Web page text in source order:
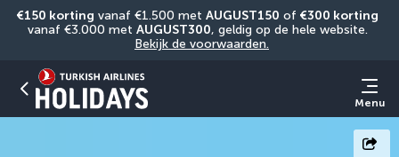
€150 korting vanaf €1.500 met AUGUST150 of €300 korting
vanaf €3.000 met AUGUST300
Bekijk de voorwaarden.
Menu